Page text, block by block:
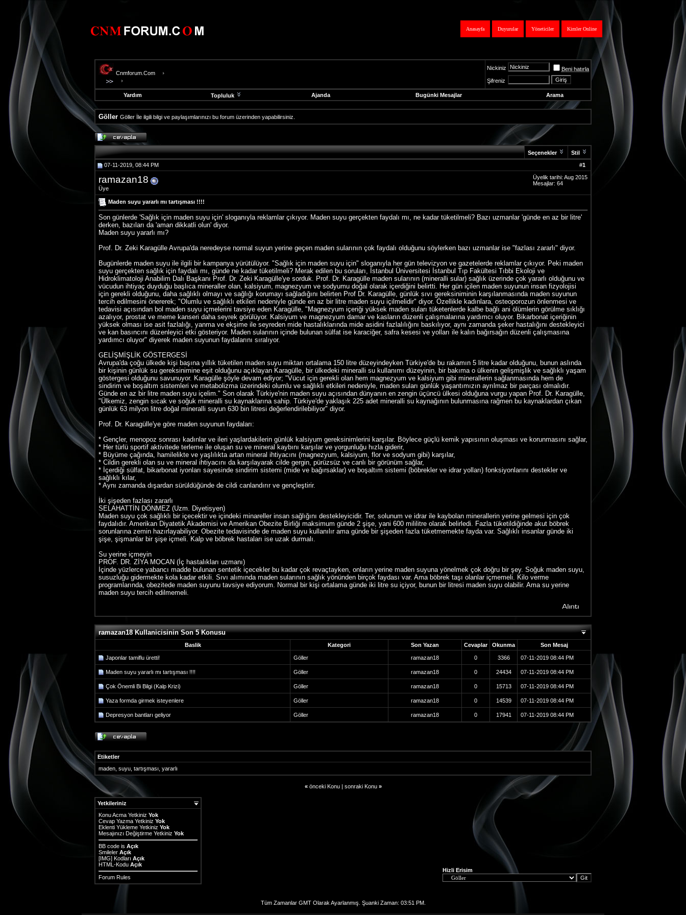
Kimler Online
Yöneticiler
Duyurular
Anasayfa
Cnmforum.Com
Nickiniz
Beni hatırla
Şifreniz
Yardım Topluluk Ajanda Bugünki Mesajlar Arama
Göller Göller İle ilgili bilgi ve paylaşımlarınızı bu forum üzerinden yapabilirsiniz.
evooli
fethiye
escort
gaziantep
escort
escort
Seçenekler
Stil
#1
07-11-2019, 08:44 PM
ramazan18
Üye
Üyelik tarihi: Aug 2015
Mesajlar: 64
Maden suyu yararlı mı tartışması !!!!
Son günlerde 'Sağlık için maden suyu için' sloganıyla reklamlar çıkıyor. Maden suyu gerçekten faydalı mı, ne kadar tüketilmeli? Bazı uzmanlar 'günde en az bir litre'
derken, bazıları da 'aman dikkatli olun' diyor.
Maden suyu yararlı mı?
Prof. Dr. Zeki Karagülle Avrupa'da neredeyse normal suyun yerine geçen maden sularının çok faydalı olduğunu söylerken bazı uzmanlar ise "fazlası zararlı" diyor.
Bugünlerde maden suyu ile ilgili bir kampanya yürütülüyor. "Sağlık için maden suyu için" sloganıyla her gün televizyon ve gazetelerde reklamlar çıkıyor. Peki maden
suyu gerçekten sağlık için faydalı mı, günde ne kadar tüketilmeli? Merak edilen bu soruları, İstanbul Üniversitesi İstanbul Tıp Fakültesi Tıbbi Ekoloji ve
Hidroklimatoloji Anabilim Dalı Başkanı Prof. Dr. Zeki Karagülle'ye sorduk. Prof. Dr. Karagülle maden sularının (mineralli sular) sağlık üzerinde çok yararlı olduğunu ve
vücudun ihtiyaç duyduğu başlıca mineraller olan, kalsiyum, magnezyum ve sodyumu doğal olarak içerdiğini belirtti. Her gün içilen maden suyunun insan fizyolojisi
için gerekli olduğunu, daha sağlıklı olmayı ve sağlığı korumayı sağladığını belirten Prof Dr. Karagülle, günlük sıvı gereksiniminin karşılanmasında maden suyunun
tercih edilmesini önererek; "Olumlu ve sağlıklı etkileri nedeniyle günde en az bir litre maden suyu içilmelidir" diyor. Özellikle kadınlara, osteoporozun önlenmesi ve
tedavisi açısından bol maden suyu içmelerini tavsiye eden Karagülle, "Magnezyum içeriği yüksek maden suları tüketenlerde kalbe bağlı ani ölümlerin görülme sıklığı
azalıyor, prostat ve meme kanseri daha seyrek görülüyor. Kalsiyum ve magnezyum damar ve kasların düzenli çalışmalarına yardımcı oluyor. Bikarbonat içeriğinin
yüksek olması ise asit fazlalığı, yanma ve ekşime ile seyreden mide hastalıklarında mide asidini fazlalılığını baskılıyor, aynı zamanda şeker hastalığını destekleyici
ve kan basıncını düzenleyici etki gösteriyor. Maden sularının içinde bulunan sülfat ise karaciğer, safra kesesi ve yolları ile kalın bağırsağın düzenli çalışmasına
yardımcı oluyor" diyerek maden suyunun faydalarını sıralıyor.
GELİŞMİŞLİK GÖSTERGESİ
Avrupa'da çoğu ülkede kişi başına yıllık tüketilen maden suyu miktarı ortalama 150 litre düzeyindeyken Türkiye'de bu rakamın 5 litre kadar olduğunu, bunun aslında
bir kişinin günlük su gereksinimine eşit olduğunu açıklayan Karagülle, bir ülkedeki mineralli su kullanımı düzeyinin, bir bakıma o ülkenin gelişmişlik ve sağlıklı yaşam
göstergesi olduğunu savunuyor. Karagülle şöyle devam ediyor; "Vücut için gerekli olan hem magnezyum ve kalsiyum gibi minerallerin sağlanmasında hem de
sindirim ve boşaltım sistemleri ve metabolizma üzerindeki olumlu ve sağlıklı etkileri nedeniyle, maden suları günlük yaşantımızın ayrılmaz bir parçası olmalıdır.
Günde en az bir litre maden suyu içelim." Son olarak Türkiye'nin maden suyu açısından dünyanın en zengin üçüncü ülkesi olduğuna vurgu yapan Prof. Dr. Karagülle,
"Ülkemiz, zengin sıcak ve soğuk mineralli su kaynaklarına sahip. Türkiye'de yaklaşık 225 adet mineralli su kaynağının bulunmasına rağmen bu kaynaklardan çıkan
günlük 63 milyon litre doğal mineralli suyun 630 bin litresi değerlendirilebiliyor" diyor.
Prof. Dr. Karagülle'ye göre maden suyunun faydaları:
* Gençler, menopoz sonrası kadınlar ve ileri yaşlardakilerin günlük kalsiyum gereksinimlerini karşılar. Böylece güçlü kemik yapısının oluşması ve korunmasını sağlar,
* Her türlü sportif aktivitede terleme ile oluşan su ve mineral kaybını karşılar ve yorgunluğu hızla giderir,
* Büyüme çağında, hamilelikte ve yaşlılıkta artan mineral ihtiyacını (magnezyum, kalsiyum, flor ve sodyum gibi) karşılar,
* Cildin gerekli olan su ve mineral ihtiyacını da karşılayarak cilde gergin, pürüzsüz ve canlı bir görünüm sağlar,
* İçerdiği sülfat, bikarbonat iyonları sayesinde sindirim sistemi (mide ve bağırsaklar) ve boşaltım sistemi (böbrekler ve idrar yolları) fonksiyonlarını destekler ve
sağlıklı kılar,
* Aynı zamanda dışardan sürüldüğünde de cildi canlandırır ve gençleştirir.
İki şişeden fazlası zararlı
SELAHATTİN DÖNMEZ (Uzm. Diyetisyen)
Maden suyu çok sağlıklı bir içecektir ve içindeki minareller insan sağlığını destekleyicidir. Ter, solunum ve idrar ile kaybolan minerallerin yerine gelmesi için çok
faydalıdır. Amerikan Diyatetik Akademisi ve Amerikan Obezite Birliği maksimum günde 2 şişe, yani 600 mililitre olarak belirledi. Fazla tüketildiğinde akut böbrek
sorunlarına zemin hazırlayabiliyor. Obezite tedavisinde de maden suyu kullanılır ama günde bir şişeden fazla tüketmemekte fayda var. Sağlıklı insanlar günde iki
şişe, şişmanlar bir şişe içmeli. Kalp ve böbrek hastaları ise uzak durmalı.
Su yerine içmeyin
PROF. DR. ZİYA MOCAN (İç hastalıkları uzmanı)
İçinde yüzlerce yabancı madde bulunan sentetik içecekler bu kadar çok revaçtayken, onların yerine maden suyuna yönelmek çok doğru bir şey. Soğuk maden suyu,
susuzluğu gidermekte kola kadar etkili. Sıvı alımında maden sularının sağlık yönünden birçok faydası var. Ama böbrek taşı olanlar içmemeli. Kilo verme
programlarında, obezitede maden suyunu tavsiye ediyorum. Normal bir kişi ortalama günde iki litre su içiyor, bunun bir litresi maden suyu olabilir. Ama su yerine
maden suyu tercih edilmemeli.
ramazan18 Kullanicisinin Son 5 Konusu
Baslik Kategori Son Yazan Cevaplar Okunma Son Mesaj
Japonlar tamiflu üretti! Göller ramazan18 0 3366 07-11-2019 08:44 PM
Maden suyu yararlı mı tartışması !!!! Göller ramazan18 0 24434 07-11-2019 08:44 PM
Çok Önemli Bi Bilgi (Kalp Krizi) Göller ramazan18 0 15713 07-11-2019 08:44 PM
Yaza formda girmek isteyenlere Göller ramazan18 0 14539 07-11-2019 08:44 PM
Depresyon bantları geliyor Göller ramazan18 0 17941 07-11-2019 08:44 PM
Etiketler
maden suyu tartışması yararlı
« önceki Konu| sonraki Konu »
Yetkileriniz
Konu Acma Yetkiniz Yok
Cevap Yazma Yetkiniz Yok
Eklenti Yükleme Yetkiniz Yok
Mesajınızı Değiştirme Yetkiniz Yok
BB code is Açık
Smileler Açık
[IMG] Kodları Açık
HTML-Kodu Açık
Forum Rules
Hizli Erisim
Tüm Zamanlar GMT Olarak Ayarlanmış. Şuanki Zaman: 03:51 PM.